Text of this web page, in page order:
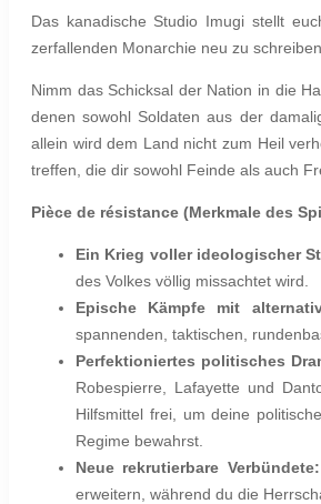
Das kanadische Studio Imugi stellt
zerfallenden Monarchie neu zu
Nimm das Schicksal der Nation in die
denen sowohl Soldaten aus der
allein wird dem Land nicht zum Heil
treffen, die dir sowohl Feinde als auch
Pièce de résistance (Merkmale des
Ein Krieg voller ideologischer
des Volkes völlig missachtet wird.
Epische Kämpfe mit
spannenden, taktischen,
Perfektioniertes politisches
Robespierre, Lafayette und
Hilfsmittel frei, um deine
Regime bewahrst.
Neue rekrutierbare Verbündete:
erweitern, während du die